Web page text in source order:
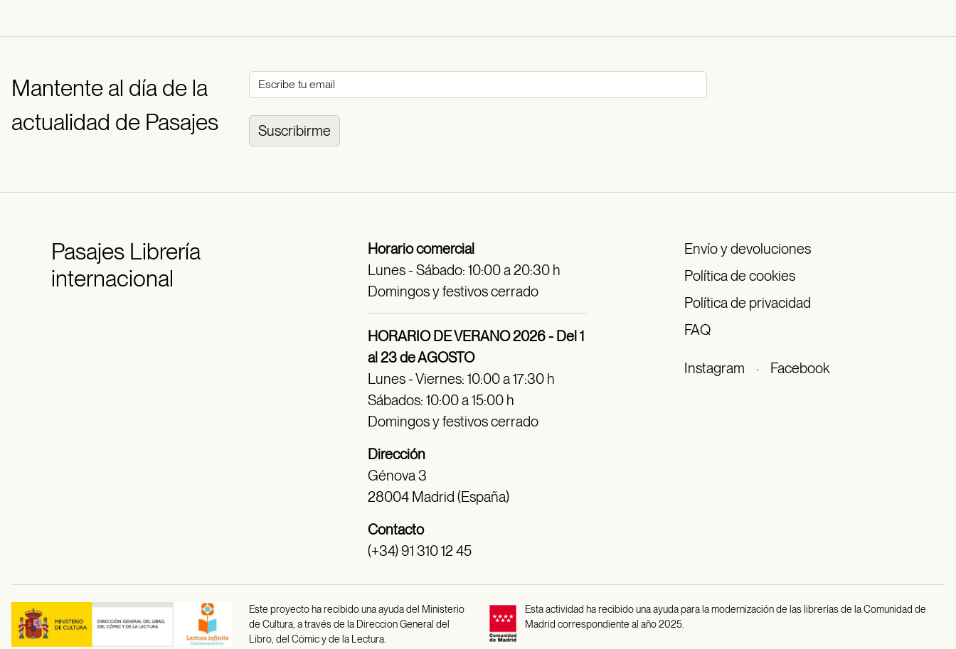
Mantente al día de la
actualidad de Pasajes
Suscribirme
PasajesLibrería
internacional
Horario comercial
Lunes - Sábado: 10:00 a 20:30 h
Domingos y festivos cerrado
HORARIO DE VERANO 2026 - Del 1
al 23 de AGOSTO
Lunes - Viernes: 10:00 a 17:30 h
Sábados: 10:00 a 15:00 h
Domingos y festivos cerrado
Dirección
Génova 3
28004 Madrid (España)
Contacto
(+34) 91 310 12 45
Envío y devoluciones
Política de cookies
Política de privacidad
FAQ
Instagram · Facebook
Este proyecto ha recibido una ayuda del Ministerio
de Cultura, a través de la Direccion General del
Libro, del Cómic y de la Lectura.
Esta actividad ha recibido una ayuda para la modernización de las librerías de la Comunidad de
Madrid correspondiente al año 2025.